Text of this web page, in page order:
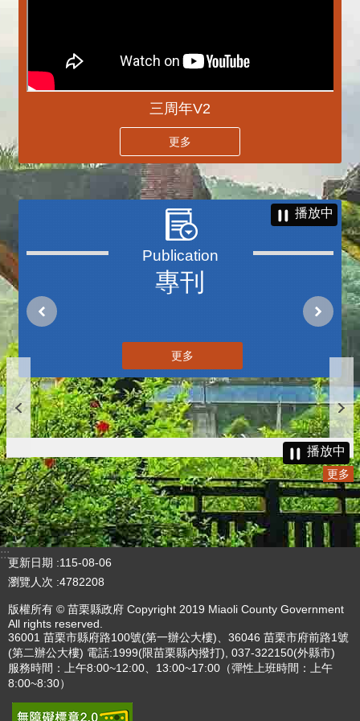
三周年V2
更多
專刊
播放中
更多
播放中
更多
:::
更新日期
115-08-06
瀏覽人次 4782208
版權所有 © 苗栗縣政府 Copyright 2019 Miaoli County Government
All rights reserved.
36001 苗栗市縣府路100號(第一辦公大樓)、36046 苗栗市府前路1號
(第二辦公大樓) 電話:1999(限苗栗縣內撥打), 037-322150(外縣市)
服務時間：上午8:00~12:00、13:00~17:00（彈性上班時間：上午
8:00~8:30）